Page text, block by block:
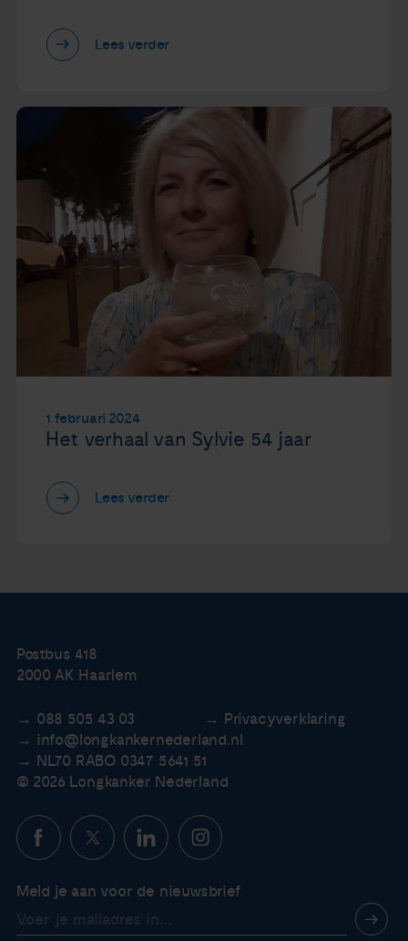
Lees verder
1 februari 2024
Het verhaal van Sylvie 54 jaar
Lees verder
Postbus 418
2000 AK Haarlem
088 505 43 03
Privacyverklaring
info@longkankernederland.nl
NL70 RABO 0347 5641 51
© 2026 Longkanker Nederland
Meld je aan voor de nieuwsbrief